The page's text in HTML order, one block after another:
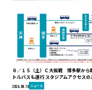
８／１５（土）Ｃ大阪戦 博多駅から
トルバスも運行 スタジアムアクセスの
2026.08.10 ニュース